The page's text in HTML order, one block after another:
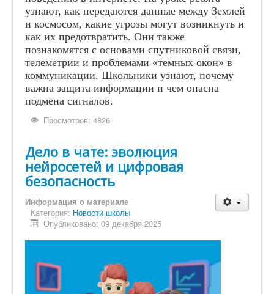
узнают, как передаются данные между Землей
и космосом, какие угрозы могут возникнуть и
как их предотвратить. Они также
познакомятся с основами спутниковой связи,
телеметрии и проблемами «темных окон» в
коммуникации. Школьники узнают, почему
важна защита информации и чем опасна
подмена сигналов.
Просмотров: 4826
Дело в чате: эволюция
нейросетей и цифровая
безопасность
Информация о материале
Категория: Новости школы
Опубликовано: 09 декабря 2025